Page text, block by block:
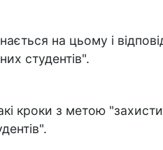
на цьому і
студентів".
кроки з метою